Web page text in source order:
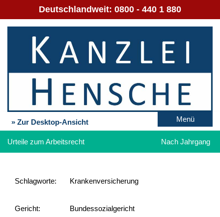
Deutschlandweit: 0800 - 440 1 880
» Zur Desktop-Ansicht Menü
Urteile zum Arbeitsrecht Nach Jahrgang
Schlag­worte: Krankenversicherung
Gericht:
Bundessozialgericht